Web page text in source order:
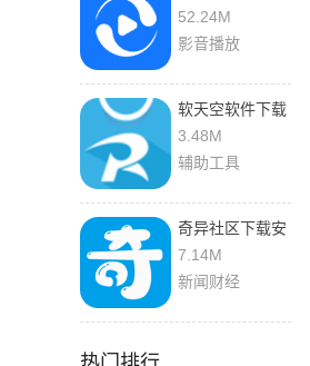
新版
52.24M
影音播放
软天空软件下载
安装免费版
3.48M
辅助工具
奇异社区下载安
装最新版2023
7.14M
新闻财经